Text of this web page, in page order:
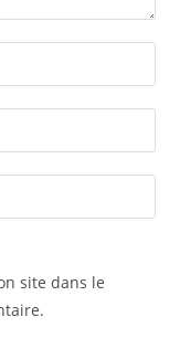
site dans le